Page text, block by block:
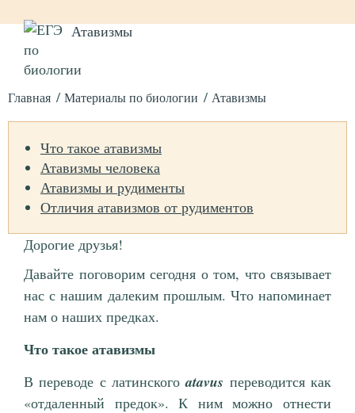
Атавизмы
Главная Материалы по биологии Атавизмы
Что такое атавизмы
Атавизмы человека
Атавизмы и рудименты
Отличия атавизмов от рудиментов
Дорогие друзья!
Давайте поговорим сегодня о том, что связывает
нас с нашим далеким прошлым. Что напоминает
нам о наших предках.
Что такое атавизмы
В переводе с латинскогоatavus переводится как
«отдаленный предок». К ним можно отнести